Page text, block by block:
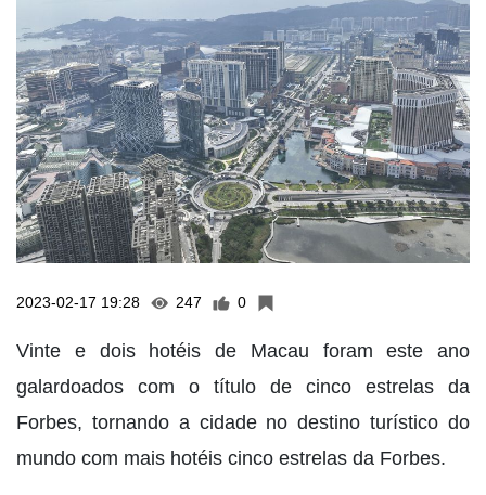
2023-02-17 19:28 247 0
Vinte e dois hotéis de Macau foram este ano
galardoados com o título de cinco estrelas da
Forbes, tornando a cidade no destino turístico do
mundo com mais hotéis cinco estrelas da Forbes.